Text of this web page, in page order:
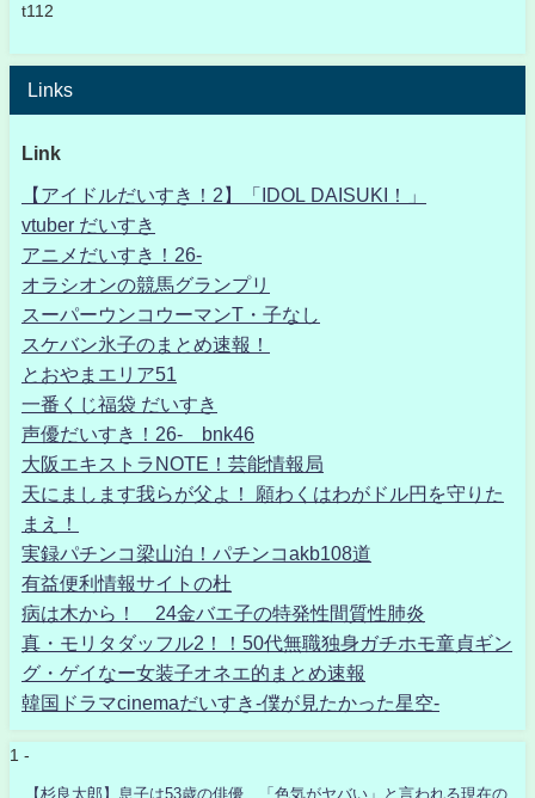
t112
Links
Link
【アイドルだいすき！2】「IDOL DAISUKI！」
vtuber だいすき
アニメだいすき！26-
オラシオンの競馬グランプリ
スーパーウンコウーマンT・子なし
スケバン氷子のまとめ速報！
とおやまエリア51
一番くじ福袋 だいすき
声優だいすき！26- bnk46
大阪エキストラNOTE！芸能情報局
天にまします我らが父よ！ 願わくはわがドル円を守りた
まえ！
実録パチンコ梁山泊！パチンコakb108道
有益便利情報サイトの杜
病は木から！ 24金バエ子の特発性間質性肺炎
真・モリタダッフル2！！50代無職独身ガチホモ童貞ギン
グ・ゲイなー女装子オネエ的まとめ速報
韓国ドラマcinemaだいすき-僕が見たかった星空-
1 -
【杉良太郎】息子は53歳の俳優…「色気がヤバい」と言われる現在の